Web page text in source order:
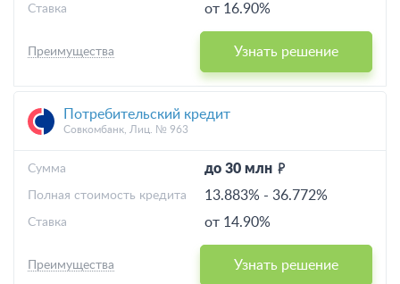
от 16.90%
Ставка
Узнать решение
Преимущества
Потребительский кредит
Совкомбанк, Лиц. № 963
до 30 млн
Cумма
13.883% - 36.772%
Полная стоимость кредита
от 14.90%
Ставка
Узнать решение
Преимущества